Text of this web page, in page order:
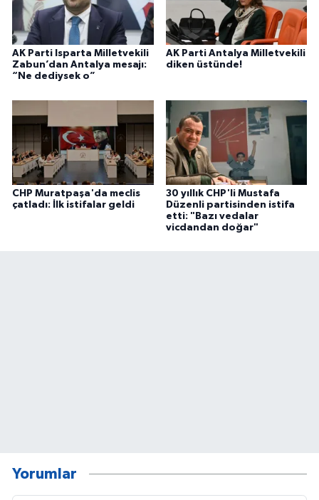
AK Parti Isparta Milletvekili
Zabun’dan Antalya mesajı:
“Ne dediysek o”
AK Parti Antalya Milletvekili
diken üstünde!
CHP Muratpaşa'da meclis
çatladı: İlk istifalar geldi
30 yıllık CHP'li Mustafa
Düzenli partisinden istifa
etti: "Bazı vedalar
vicdandan doğar"
Yorumlar